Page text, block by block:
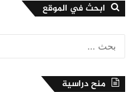
ابحث في الموقع
منح دراسية